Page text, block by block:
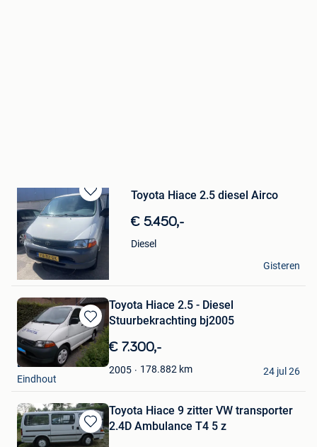
Bewaren
in
Mijn
Favorieten
Toyota Hiace 2.5 diesel Airco
€ 5.450,-
Diesel
Ben Zaid
Brussel
Gisteren
Bewaren
in
Mijn
Favorieten
Toyota Hiace 2.5 - Diesel
Stuurbekrachting bj2005
€ 7.300,-
2005 178.882 km
EM
Eindhout
24 jul 26
Bewaren
Toyota Hiace 9 zitter VW transporter
2.4D Ambulance T4 5 z